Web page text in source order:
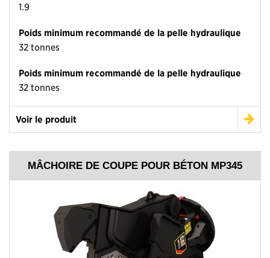
1.9
Poids minimum recommandé de la pelle hydraulique
32 tonnes
Poids minimum recommandé de la pelle hydraulique
32 tonnes
Voir le produit
MÂCHOIRE DE COUPE POUR BÉTON MP345